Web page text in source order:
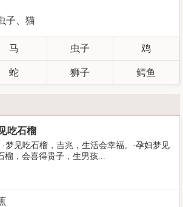
子、猫
马 虫子 鸡
蛇 狮子 鳄鱼
吃石榴
·梦见吃石榴，吉兆，生活会幸福。·孕妇梦见
榴，会喜得贵子，生男孩...